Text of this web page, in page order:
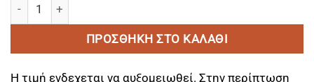
ΠΡΟΣΘΉΚΗ ΣΤΟ ΚΑΛΆΘΙ
Η τιμή ενδεχεται να αυξομειωθεί. Στην περίπτωση